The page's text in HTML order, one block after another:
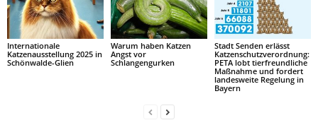
Internationale
Katzenausstellung 2025 in
Schönwalde-Glien
Warum haben Katzen
Angst vor
Schlangengurken
Stadt Senden erlässt
Katzenschutzverordnung:
PETA lobt tierfreundliche
Maßnahme und fordert
landesweite Regelung in
Bayern